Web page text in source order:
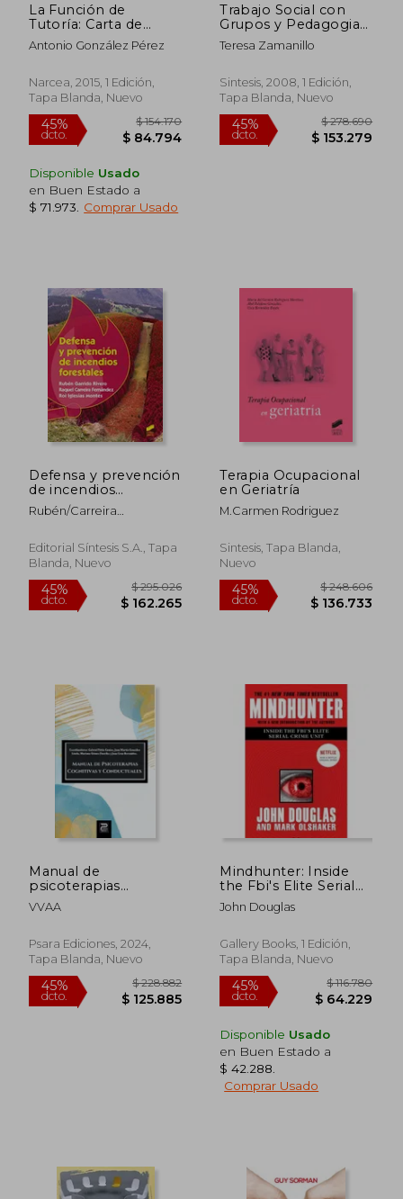
dcto. $ 151.992 dcto.
La Función de
Tutoría: Carta de
Navegación Para
Tutores
Antonio González Pérez
Narcea, 2015, 1 Edición,
Tapa Blanda, Nuevo
45%
dcto.
$ 154.170
$ 84.794
Disponible Usado
en Buen Estado a
$ 71.973
Comprar Usado
Trabajo Social con
Grupos y Pedagogia
Ciudadana
Teresa Zamanillo
Sintesis, 2008, 1 Edición,
Tapa Blanda, Nuevo
45%
dcto. $
Defensa y prevención
de incendios
forestales (Turismo y
varias ciclos,Agraria)
Rubén/Carreira
Montes, Roi Garrido Rivero
Editorial Síntesis S.A., Tapa
Blanda, Nuevo
Terapia Ocupacional
en Geriatría
M.Carmen Rodriguez
Sintesis, Tapa Blanda,
Nuevo
Manual de
psicoterapias
cognitivas y
conductuales
VVAA
Psara Ediciones, 2024,
Tapa Blanda, Nuevo
Mindhunter: Inside
the Fbi's Elite Serial
Crime Unit (en Inglés)
John Douglas
Gallery Books, 1 Edición,
Tapa Blanda, Nuevo
Disponible Usado
en Buen Estado a
$ 42.288
Comprar Usado